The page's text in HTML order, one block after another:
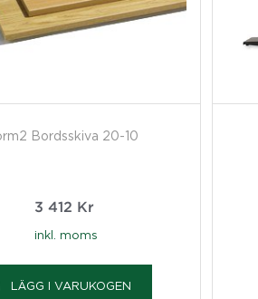
Bordsskiva 20-10
3 412 Kr
inkl. moms
LÄGG I VARUKOGEN